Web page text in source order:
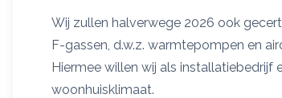
Wij zullen halverwege 2026 ook
F-gassen, d.w.z. warmtepompen en
Hiermee willen wij als
woonhuisklimaat.
Loodgieterswerkzaamheden
Het plaatsen van radiatoren en electra